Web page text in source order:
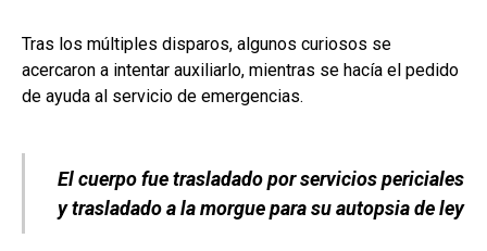
Tras los múltiples disparos, algunos curiosos se
acercaron a intentar auxiliarlo, mientras se hacía el pedido
de ayuda al servicio de emergencias.
El cuerpo fue trasladado por servicios periciales
y trasladado a la morgue para su autopsia de ley